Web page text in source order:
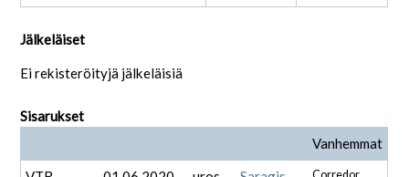
Jälkeläiset
Ei rekisteröityjä jälkeläisiä
Sisarukset
Vanhemmat